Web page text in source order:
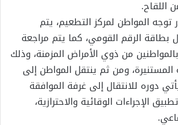
اللقاح.
توجه المواطن لمركز التطعيم، يتم
بطاقة الرقم القومي، كما يتم مراجعة
من ذوي الأمراض المزمنة، وذلك
ومن ثم ينتقل المواطن إلى
دوره للانتقال إلى غرفة الموافقة
الإجراءات الوقائية والاحترازية،